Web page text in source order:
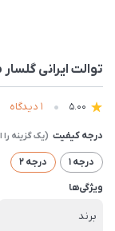
توالت ایرانی گلسار مدل
5.00 1 دیدگاه
درجه کیفیت
درجه 1
درجه 2
ویژگی‌ها
برند